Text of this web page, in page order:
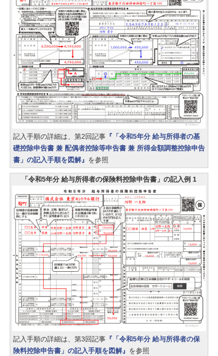
記入手順の詳細は、第2回記事『「令和5年分 給与所得者の基
礎控除申告書 兼 配偶者控除等申告書 兼 所得金額調整控除申告
書」の記入手順を図解』 を参照
「令和5年分 給与所得者の保険料控除申告書」の記入例 1
記入手順の詳細は、第3回記事『「令和5年分 給与所得者の保
険料控除申告書」の記入手順を図解』 を参照